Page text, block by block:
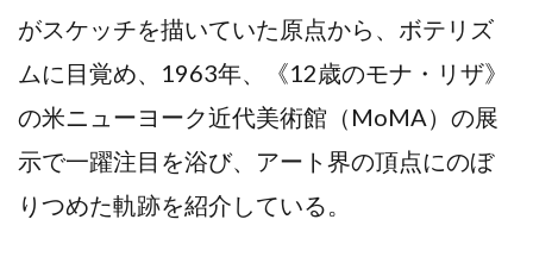
がスケッチを描いていた原点から、ボテリズ
ムに目覚め、1963年、《12歳のモナ・リザ》
の米ニューヨーク近代美術館（MoMA）の展
示で一躍注目を浴び、アート界の頂点にのぼ
りつめた軌跡を紹介している。